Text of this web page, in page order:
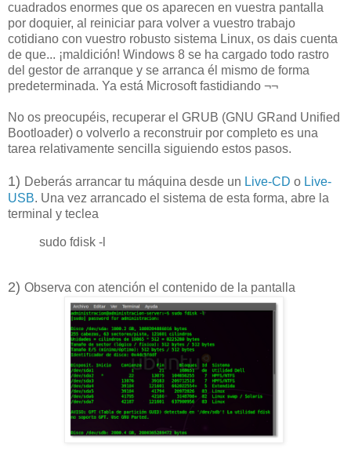
cuadrados enormes que os aparecen en vuestra pantalla
por doquier, al reiniciar para volver a vuestro trabajo
cotidiano con vuestro robusto sistema Linux, os dais cuenta
de que... ¡maldición! Windows 8 se ha cargado todo rastro
del gestor de arranque y se arranca él mismo de forma
predeterminada. Ya está Microsoft fastidiando ¬¬
No os preocupéis, recuperar el GRUB (GNU GRand Unified
Bootloader) o volverlo a reconstruir por completo es una
tarea relativamente sencilla siguiendo estos pasos.
1) Deberás arrancar tu máquina desde un Live-CD o Live-
USB. Una vez arrancado el sistema de esta forma, abre la
terminal y teclea
sudo fdisk -l
2) Observa con atención el contenido de la pantalla